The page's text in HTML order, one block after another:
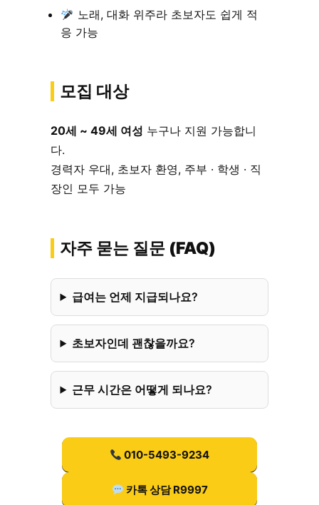
노래, 대화 위주라 초보자도 쉽게 적
응 가능
모집 대상
20세 ~ 49세 여성 누구나 지원 가능합니
다.
경력자 우대, 초보자 환영, 주부 · 학생 · 직
장인 모두 가능
자주 묻는 질문 (FAQ)
급여는 언제 지급되나요?
초보자인데 괜찮을까요?
근무 시간은 어떻게 되나요?
010-5493-9234
카톡 상담 R9997